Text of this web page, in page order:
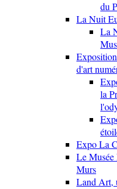
du
La Nuit
La
d'art
la
Expo La
Le Musée
Murs
Land Art,